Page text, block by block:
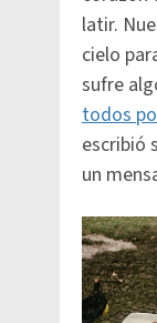
latir.
cielo
sufre
todos
escribió
un